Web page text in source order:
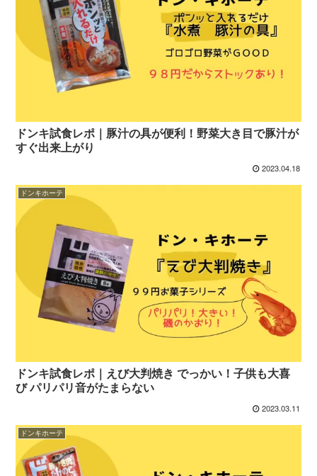
ドンキ試食レポ｜豚汁の具が便利！野菜大き目で豚汁が
すぐ出来上がり
2023.04.18
ドンキホーテ
ドンキ試食レポ｜えび大判焼き でっかい！子供も大喜
び パリパリ音がたまらない
2023.03.11
ドンキホーテ